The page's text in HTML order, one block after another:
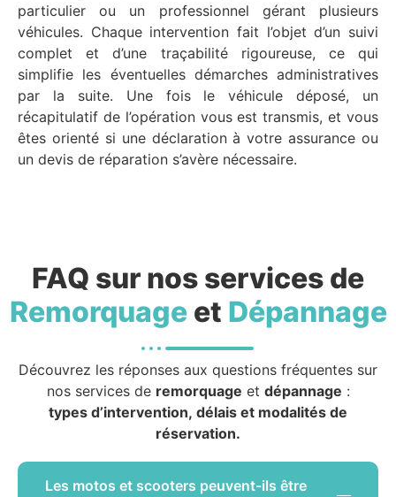
particulier ou un professionnel gérant plusieurs
véhicules. Chaque intervention fait l’objet d’un suivi
complet et d’une traçabilité rigoureuse, ce qui
simplifie les éventuelles démarches administratives
par la suite. Une fois le véhicule déposé, un
récapitulatif de l’opération vous est transmis, et vous
êtes orienté si une déclaration à votre assurance ou
un devis de réparation s’avère nécessaire.
FAQ sur nos services de
Remorquageet Dépannage
Découvrez les réponses aux questions fréquentes sur
nos services de remorquage et dépannage :
types d’intervention, délais et modalités de
réservation.
Les motos et scooters peuvent-ils être